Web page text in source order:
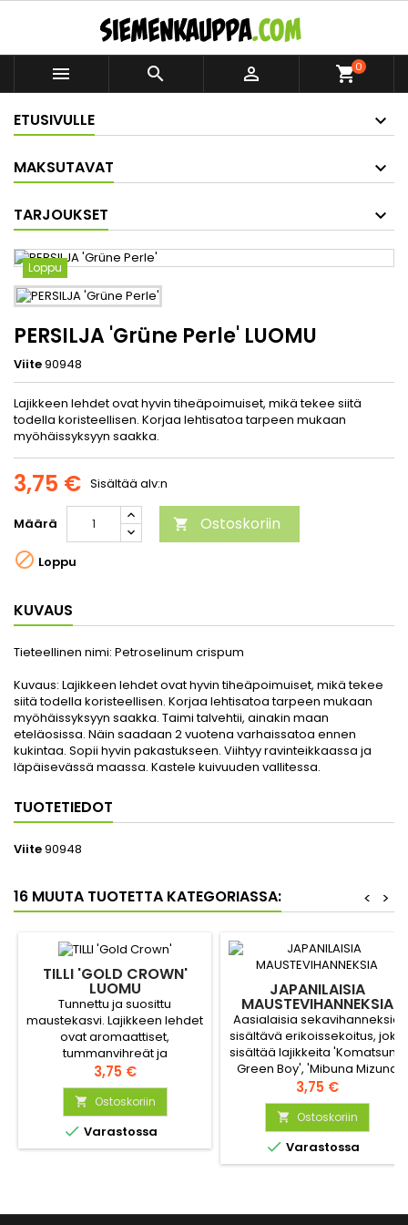
   shopping_cart0
ETUSIVULLE
MAKSUTAVAT
TARJOUKSET
Loppu
PERSILJA 'Grüne Perle' LUOMU
Viite90948
Lajikkeen lehdet ovat hyvin tiheäpoimuiset, mikä tekee siitä
todella koristeellisen. Korjaa lehtisatoa tarpeen mukaan
myöhäissyksyyn saakka.
3,75 € Sisältää alv:n
Määrä  Ostoskoriin
 Loppu
KUVAUS
Tieteellinen nimi: Petroselinum crispum
Kuvaus: Lajikkeen lehdet ovat hyvin tiheäpoimuiset, mikä tekee
siitä todella koristeellisen. Korjaa lehtisatoa tarpeen mukaan
myöhäissyksyyn saakka. Taimi talvehtii, ainakin maan
eteläosissa. Näin saadaan 2 vuotena varhaissatoa ennen
kukintaa. Sopii hyvin pakastukseen. Viihtyy ravinteikkaassa ja
läpäisevässä maassa. Kastele kuivuuden vallitessa.
TUOTETIEDOT
Viite90948
16 MUUTA TUOTETTA KATEGORIASSA: >
<
TILLI 'GOLD CROWN'
LUOMU
Tunnettu ja suosittu
maustekasvi. Lajikkeen lehdet
ovat aromaattiset,
tummanvihreät ja
hienoliuskaiset. Sato voidaan
korjata lehtitillinä, sillä kukkii
paljon tavallista tilliä
myöhemmin.
Hinta
3,75 €
 Ostoskoriin
 Varastossa
JAPANILAISIA
MAUSTEVIHANNEKSIA
Aasialaisia sekavihanneksia
sisältävä erikoissekoitus, joka
sisältää lajikkeita 'Komatsuna
Green Boy', 'Mibuna Mizuna
Early', 'Mibuna Early', 'Misome'
ja 'Mustard Red Giant'.
Hinta
3,75 €
 Ostoskoriin
 Varastossa